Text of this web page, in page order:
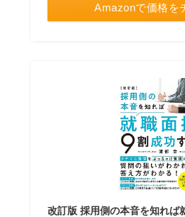
Amazonで価格を
改訂版 採用側の本音を知れば